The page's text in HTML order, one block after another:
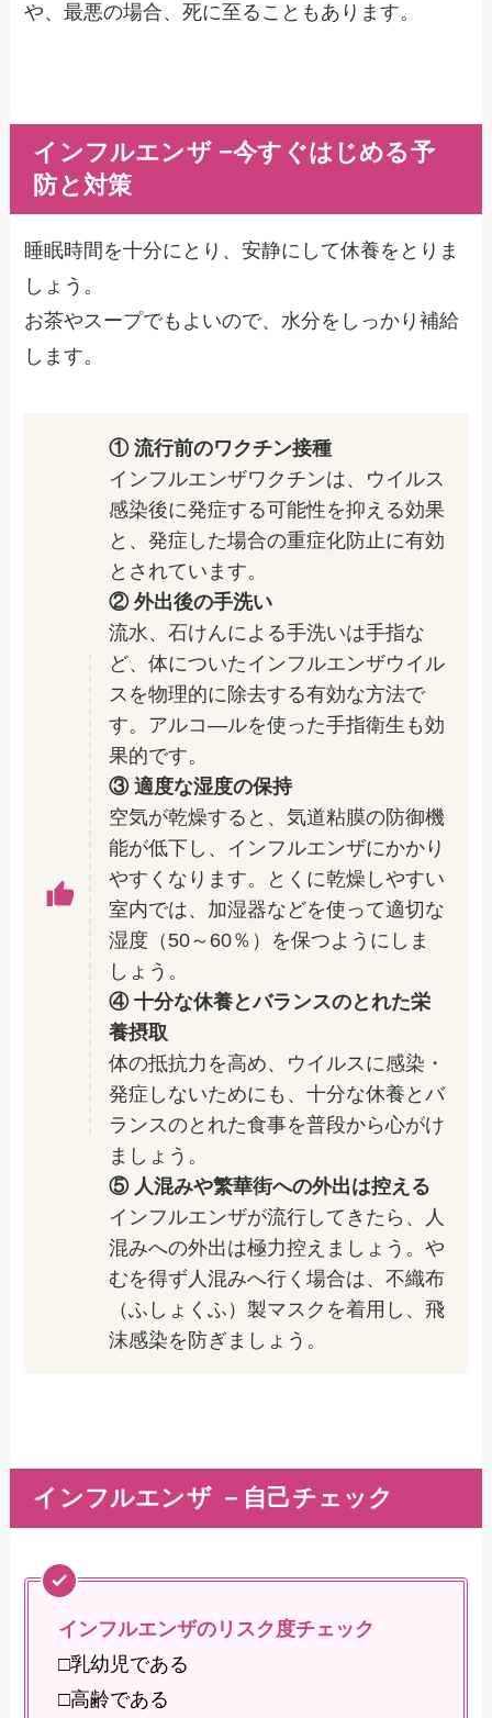
や、最悪の場合、死に至ることもあります。
インフルエンザ −今すぐはじめる予
防と対策
睡眠時間を十分にとり、安静にして休養をとりま
しょう。
お茶やスープでもよいので、水分をしっかり補給
します。
① 流行前のワクチン接種
インフルエンザワクチンは、ウイルス
感染後に発症する可能性を抑える効果
と、発症した場合の重症化防止に有効
とされています。
② 外出後の手洗い
流水、石けんによる手洗いは手指な
ど、体についたインフルエンザウイル
スを物理的に除去する有効な方法で
す。アルコ―ルを使った手指衛生も効
果的です。
③ 適度な湿度の保持
空気が乾燥すると、気道粘膜の防御機
能が低下し、インフルエンザにかかり
やすくなります。とくに乾燥しやすい
室内では、加湿器などを使って適切な
湿度（50～60％）を保つようにしま
しょう。
④ 十分な休養とバランスのとれた栄
養摂取
体の抵抗力を高め、ウイルスに感染・
発症しないためにも、十分な休養とバ
ランスのとれた食事を普段から心がけ
ましょう。
⑤ 人混みや繁華街への外出は控える
インフルエンザが流行してきたら、人
混みへの外出は極力控えましょう。や
むを得ず人混みへ行く場合は、不織布
（ふしょくふ）製マスクを着用し、飛
沫感染を防ぎましょう。
インフルエンザ －自己チェック
インフルエンザのリスク度チェック
□乳幼児である
□高齢である